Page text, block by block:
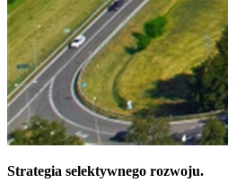
Strategia selektywnego rozwoju.